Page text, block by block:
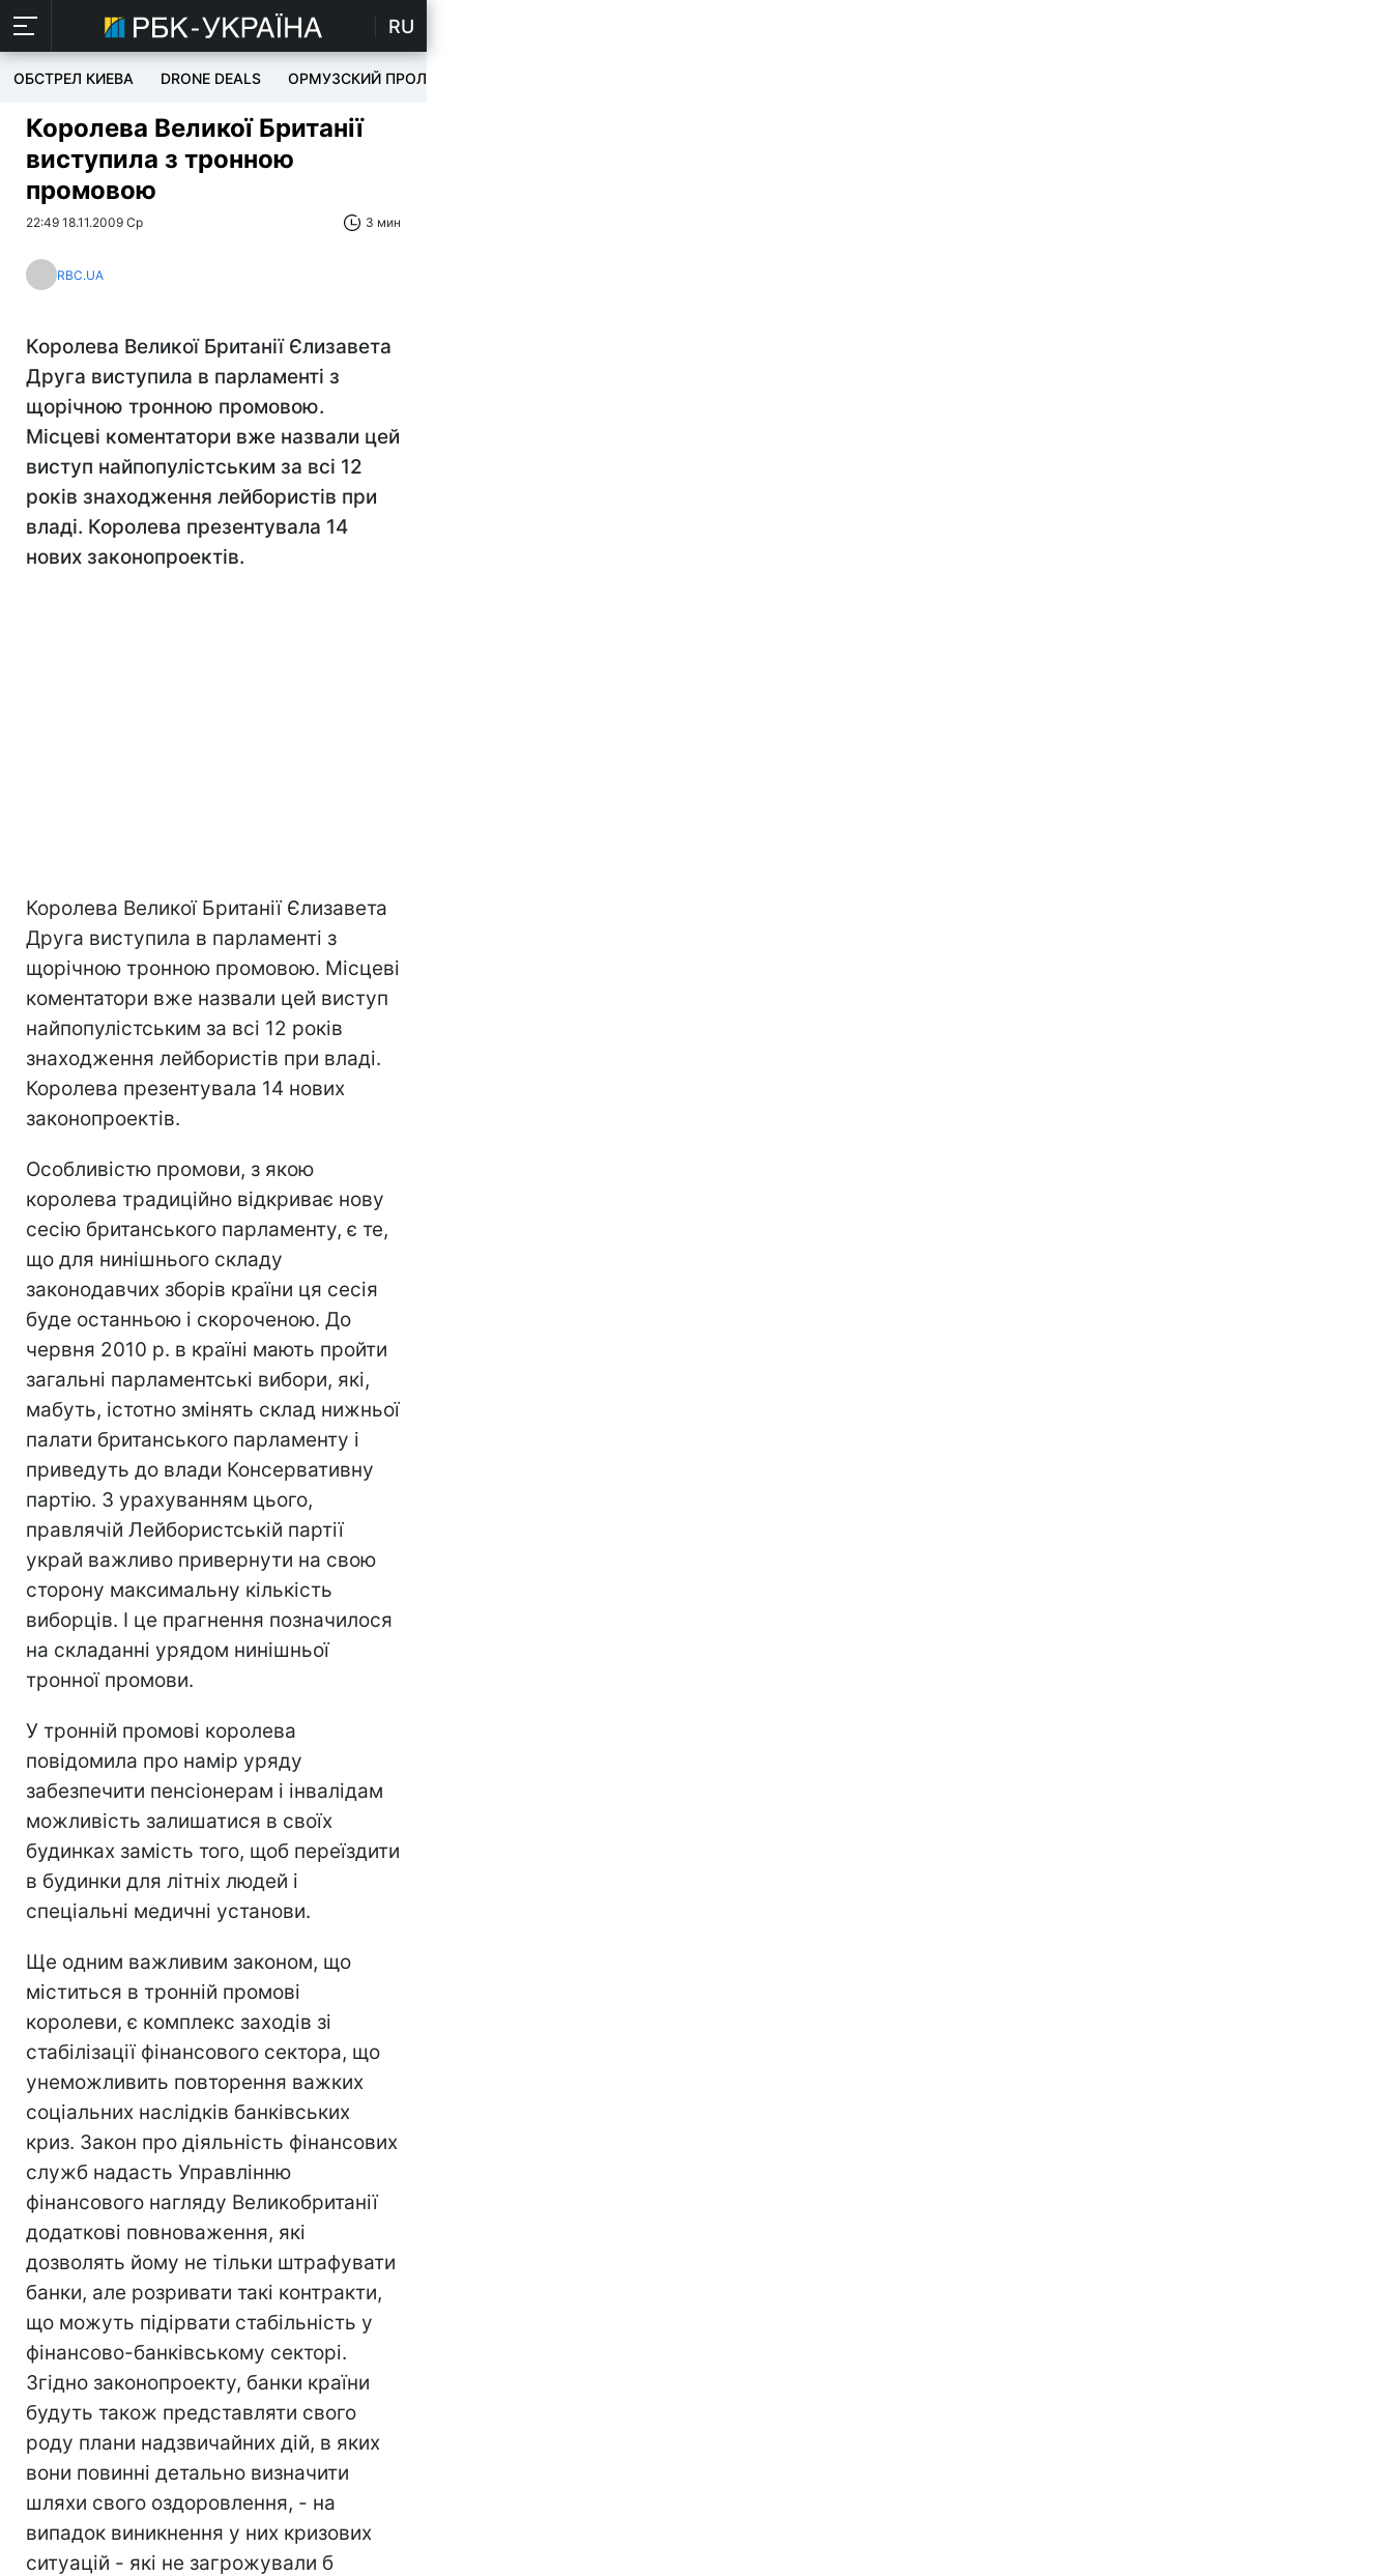
RU
ОБСТРЕЛ КИЕВА DRONE DEALS ОРМУЗСКИЙ ПРОЛИВ
Королева Великої Британії
виступила з тронною
промовою
22:49 18.11.2009 Ср 3 мин
RBC.UA
Королева Великої Британії Єлизавета
Друга виступила в парламенті з
щорічною тронною промовою.
Місцеві коментатори вже назвали цей
виступ найпопулістським за всі 12
років знаходження лейбористів при
владі. Королева презентувала 14
нових законопроектів.
Королева Великої Британії Єлизавета
Друга виступила в парламенті з
щорічною тронною промовою. Місцеві
коментатори вже назвали цей виступ
найпопулістським за всі 12 років
знаходження лейбористів при владі.
Королева презентувала 14 нових
законопроектів.
Особливістю промови, з якою
королева традиційно відкриває нову
сесію британського парламенту, є те,
що для нинішнього складу
законодавчих зборів країни ця сесія
буде останньою і скороченою. До
червня 2010 р. в країні мають пройти
загальні парламентські вибори, які,
мабуть, істотно змінять склад нижньої
палати британського парламенту і
приведуть до влади Консервативну
партію. З урахуванням цього,
правлячій Лейбористській партії
украй важливо привернути на свою
сторону максимальну кількість
виборців. І це прагнення позначилося
на складанні урядом нинішньої
тронної промови.
У тронній промові королева
повідомила про намір уряду
забезпечити пенсіонерам і інвалідам
можливість залишатися в своїх
будинках замість того, щоб переїздити
в будинки для літніх людей і
спеціальні медичні установи.
Ще одним важливим законом, що
міститься в тронній промові
королеви, є комплекс заходів зі
стабілізації фінансового сектора, що
унеможливить повторення важких
соціальних наслідків банківських
криз. Закон про діяльність фінансових
служб надасть Управлінню
фінансового нагляду Великобританії
додаткові повноваження, які
дозволять йому не тільки штрафувати
банки, але розривати такі контракти,
що можуть підірвати стабільність у
фінансово-банківському секторі.
Згідно законопроекту, банки країни
будуть також представляти свого
роду плани надзвичайних дій, в яких
вони повинні детально визначити
шляхи свого оздоровлення, - на
випадок виникнення у них кризових
ситуацій - які не загрожували б